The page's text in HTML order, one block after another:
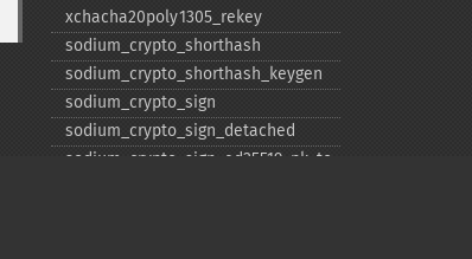
xchacha20poly1305_​rekey
sodium_​crypto_​shorthash
sodium_​crypto_​shorthash_​keygen
sodium_​crypto_​sign
sodium_​crypto_​sign_​detached
sodium_​crypto_​sign_​ed25519_​pk_​to_​